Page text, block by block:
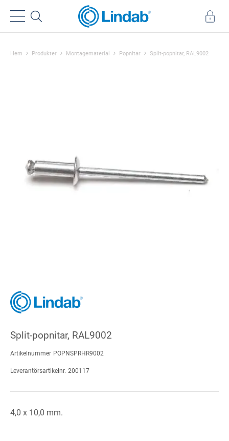
Hem Produkter Montagematerial Popnitar Split-popnitar, RAL9002
Split-popnitar, RAL9002
Artikelnummer POPNSPRHR9002
Leverantörsartikelnr. 200117
4,0 x 10,0 mm.